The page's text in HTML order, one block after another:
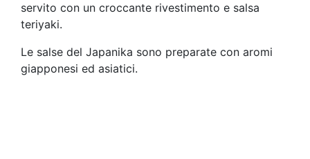
servito con un croccante rivestimento e salsa
teriyaki.
Le salse del Japanika sono preparate con aromi
giapponesi ed asiatici.